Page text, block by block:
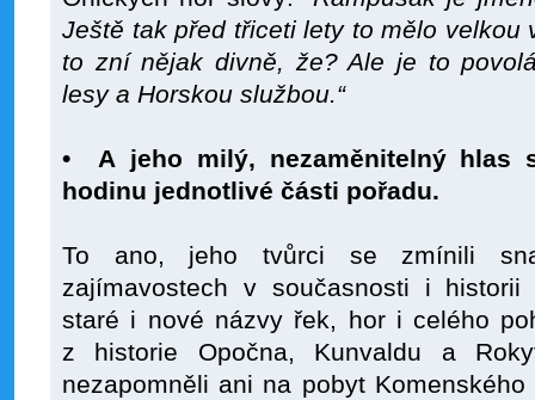
Ještě tak před třiceti lety to mělo velkou
to zní nějak divně, že? Ale je to
lesy a Horskou službou.“
• A jeho milý, nezaměnitelný hlas
hodinu jednotlivé části pořadu.
To ano, jeho tvůrci se zmínili
zajímavostech v současnosti i historii
staré i nové názvy řek, hor i celého
z historie Opočna, Kunvaldu a
nezapomněli ani na pobyt